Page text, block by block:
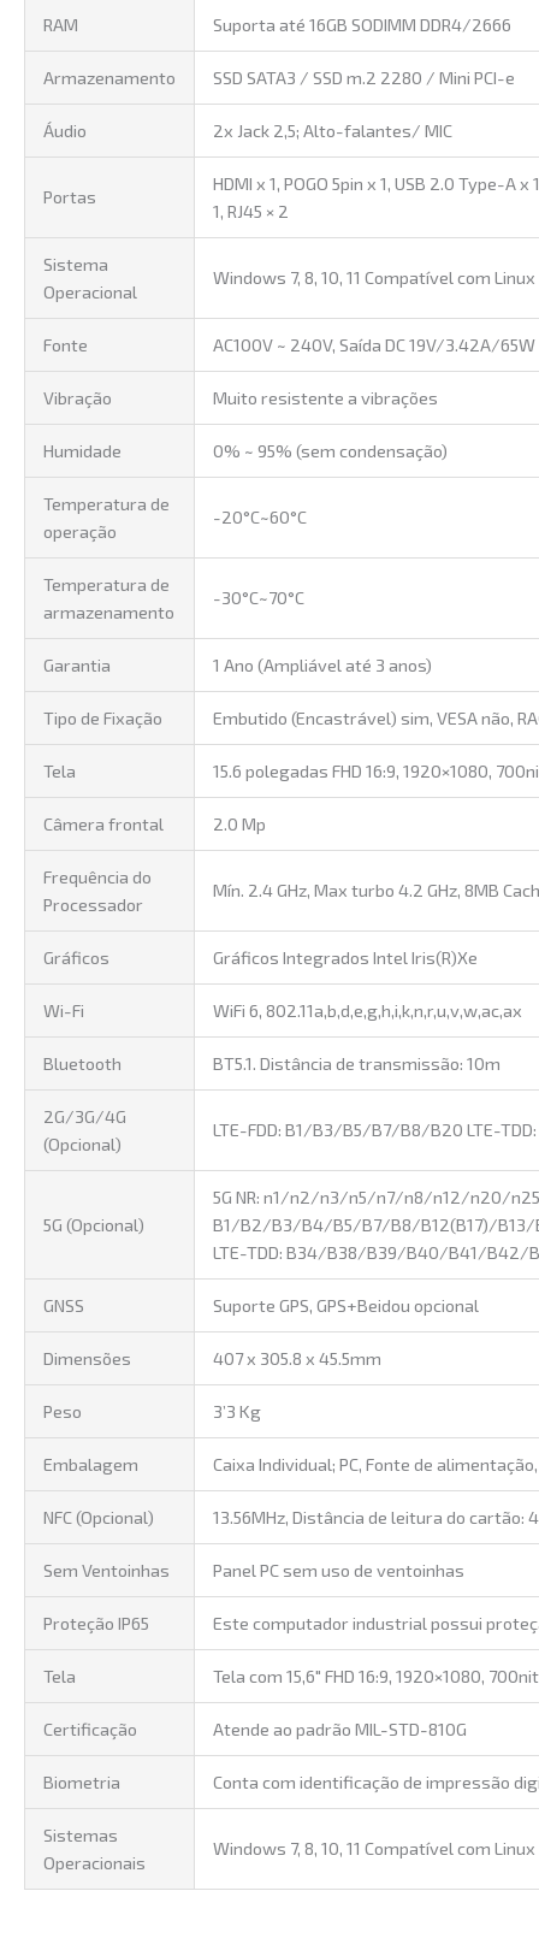
RAM Suporta até 16GB SODIMM DDR4/2666
Armazenamento SSD SATA3 / SSD m.2 2280 / Mini PCI-e
Áudio 2x Jack 2,5; Alto-falantes/ MIC
Portas
HDMI x 1, POGO 5pin x 1, USB 2.0 Type-A
1, RJ45 × 2
Sistema
Operacional
Windows 7, 8, 10, 11 Compatível com Linux
Fonte AC100V ~ 240V, Saída DC 19V/3.42A/65W
Vibração Muito resistente a vibrações
Humidade 0% ~ 95% (sem condensação)
Temperatura de
operação
-20°C~60°C
Temperatura de
armazenamento
-30°C~70°C
Garantia 1 Ano (Ampliável até 3 anos)
Tipo de Fixação Embutido (Encastrável) sim, VESA não,
Tela 15.6 polegadas FHD 16:9, 1920×1080,
Câmera frontal 2.0 Mp
Frequência do
Processador
Mín. 2.4 GHz, Max turbo 4.2 GHz, 8MB
Gráficos Gráficos Integrados Intel Iris(R)Xe
Wi-Fi WiFi 6, 802.11a,b,d,e,g,h,i,k,n,r,u,v,w,ac,ax
Bluetooth BT5.1. Distância de transmissão: 10m
2G/3G/4G
(Opcional)
LTE-FDD: B1/B3/B5/B7/B8/B20 LTE-
5G (Opcional)
5G NR: n1/n2/n3/n5/n7/n8/n12/n20/
B1/B2/B3/B4/B5/B7/B8/B12(B17)/
LTE-TDD: B34/B38/B39/B40/B41/B42/
GNSS Suporte GPS, GPS+Beidou opcional
Dimensões 407 x 305.8 x 45.5mm
Peso 3’3 Kg
Embalagem Caixa Individual; PC, Fonte de
NFC (Opcional) 13.56MHz, Distância de leitura do cartão:
Sem Ventoinhas Panel PC sem uso de ventoinhas
Proteção IP65 Este computador industrial possui
Tela Tela com 15,6″ FHD 16:9, 1920×1080,
Certificação Atende ao padrão MIL-STD-810G
Biometria Conta com identificação de impressão
Sistemas
Operacionais
Windows 7, 8, 10, 11 Compatível com Linux